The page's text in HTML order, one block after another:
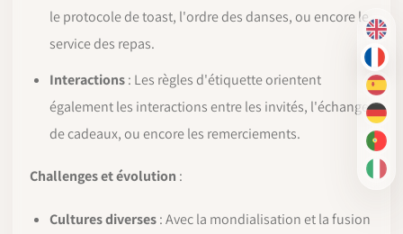
EN
FR
ES
DE
PT-
IT
le protocole de toast, l'ordre des danses, ou encore le
service des repas.
Interactions: Les règles d'étiquette orientent
également les interactions entre les invités, l'échange
de cadeaux, ou encore les remerciements.
Challenges et évolution :
Cultures diverses: Avec la mondialisation et la fusion